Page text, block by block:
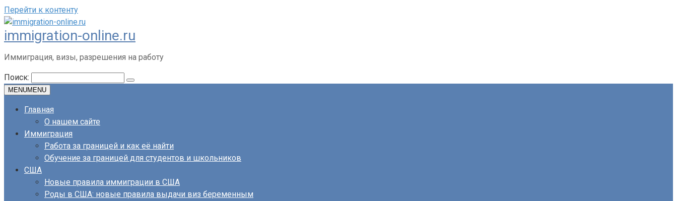
Перейти к контенту
immigration-online.ru
Иммиграция, визы, разрешения на работу
Поиск:
MENUMENU
Главная
О нашем сайте
Иммиграция
Работа за границей и как её найти
Обучение за границей для студентов и школьников
США
Новые правила иммиграции в США
Роды в США: новые правила выдачи виз беременным